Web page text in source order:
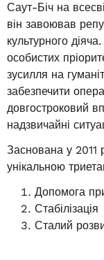
Саут-Біч на
він завоював
культурного
особистих
зусилля на
забезпечити
довгостроковий
надзвичайні
Заснована у 2011
унікальною
Допомога
Стабілізація
Сталий